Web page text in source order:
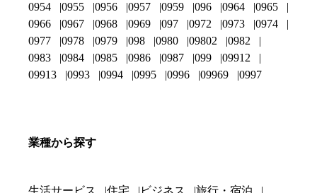
0954
0955 0956 0957 0959 096 0964
0965
0966
0967 0968 0969 097 0972 0973
0974
0977
0978 0979 098 0980 09802
0982
0983
0984 0985 0986 0987 099
09912
09913
0993 0994 0995 0996 09969 0997
業種から探す